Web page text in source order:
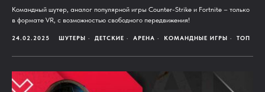
Командный шутер, аналог популярной игры Counter-Strike и Fortnite – только
в формате VR, с возможностью свободного передвижения!
24.02.2025 ШУТЕРЫ ДЕТСКИЕ АРЕНА КОМАНДНЫЕ ИГРЫ ТОП